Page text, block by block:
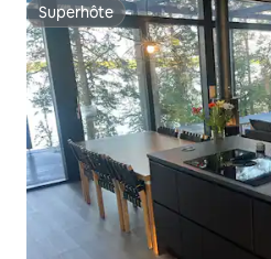
Superhôte
Superhôte